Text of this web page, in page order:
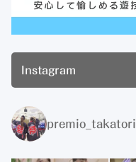
Instagram
premio_takatori